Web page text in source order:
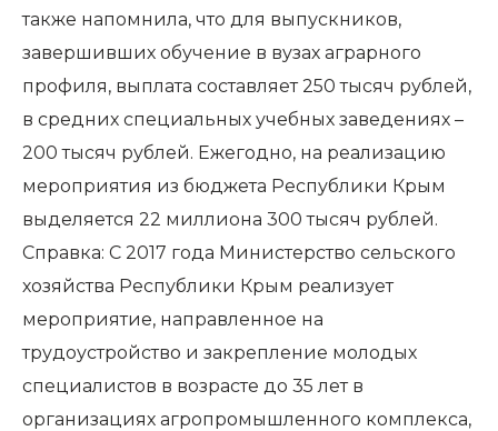
также напомнила, что для выпускников,
завершивших обучение в вузах аграрного
профиля, выплата составляет 250 тысяч рублей,
в средних специальных учебных заведениях –
200 тысяч рублей. Ежегодно, на реализацию
мероприятия из бюджета Республики Крым
выделяется 22 миллиона 300 тысяч рублей.
Справка: С 2017 года Министерство сельского
хозяйства Республики Крым реализует
мероприятие, направленное на
трудоустройство и закрепление молодых
специалистов в возрасте до 35 лет в
организациях агропромышленного комплекса,